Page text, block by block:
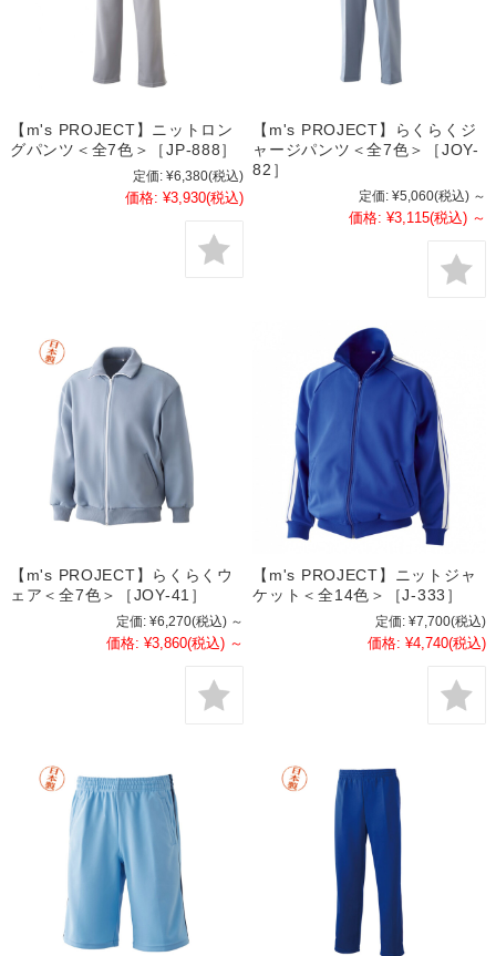
【m's PROJECT】ニットロン
グパンツ＜全7色＞［JP-888］
定価: ¥6,380(税込)
価格: ¥3,930(税込)
【m's PROJECT】らくらくジ
ャージパンツ＜全7色＞［JOY-
82］
定価: ¥5,060(税込) ～
価格: ¥3,115(税込) ～
【m's PROJECT】らくらくウ
ェア＜全7色＞［JOY-41］
定価: ¥6,270(税込) ～
価格: ¥3,860(税込) ～
【m's PROJECT】ニットジャ
ケット＜全14色＞［J-333］
定価: ¥7,700(税込)
価格: ¥4,740(税込)